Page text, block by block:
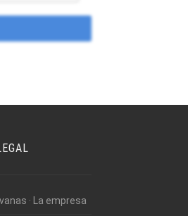
· La empresa